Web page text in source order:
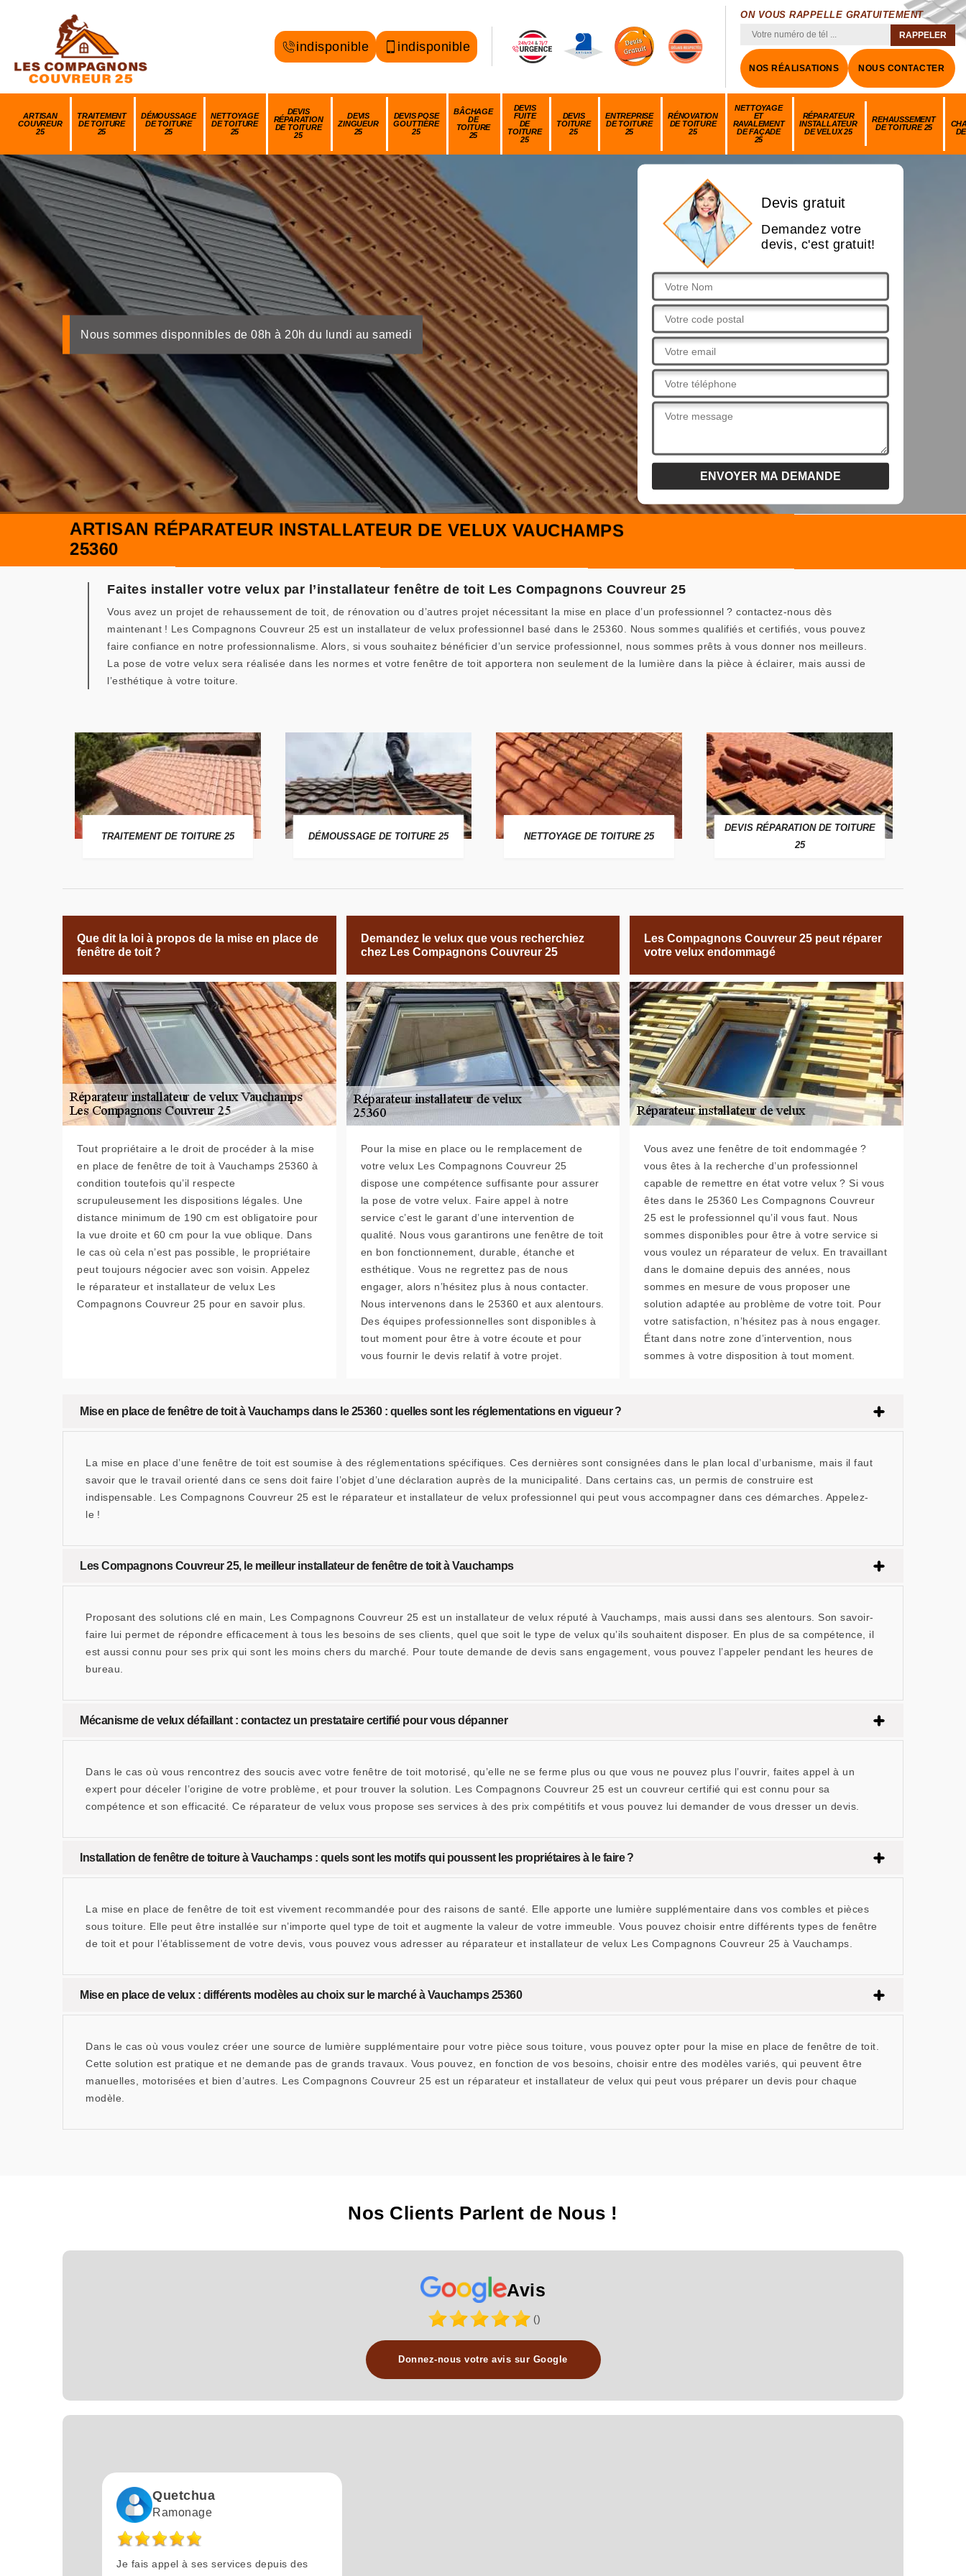
indisponible indisponible
ON VOUS RAPPELLE GRATUITEMENT
NOS RÉALISATIONS NOUS CONTACTER
ARTISAN
COUVREUR
25
TRAITEMENT
DE TOITURE
25
DÉMOUSSAGE
DE TOITURE
25
NETTOYAGE
DE TOITURE
25
DEVIS
RÉPARATION
DE TOITURE
25
DEVIS
ZINGUEUR
25
DEVIS POSE
GOUTTIÈRE
25
BÂCHAGE
DE
TOITURE
25
DEVIS
FUITE
DE
TOITURE
25
DEVIS
TOITURE
25
ENTREPRISE
DE TOITURE
25
RÉNOVATION
DE TOITURE
25
NETTOYAGE
ET
RAVALEMENT
DE FAÇADE
25
RÉPARATEUR
INSTALLATEUR
DE VELUX 25
REHAUSSEMENT
DE TOITURE 25
Nous sommes disponnibles de 08h à 20h du lundi au samedi
Devis gratuit
Demandez votre
devis, c'est gratuit!
ARTISAN RÉPARATEUR INSTALLATEUR DE VELUX VAUCHAMPS
25360
Faites installer votre velux par l’installateur fenêtre de toit Les Compagnons Couvreur 25
Vous avez un projet de rehaussement de toit, de rénovation ou d’autres projet nécessitant la mise en place d’un professionnel ? contactez-nous dès
maintenant ! Les Compagnons Couvreur 25 est un installateur de velux professionnel basé dans le 25360. Nous sommes qualifiés et certifiés, vous pouvez
faire confiance en notre professionnalisme. Alors, si vous souhaitez bénéficier d’un service professionnel, nous sommes prêts à vous donner nos meilleurs.
La pose de votre velux sera réalisée dans les normes et votre fenêtre de toit apportera non seulement de la lumière dans la pièce à éclairer, mais aussi de
l’esthétique à votre toiture.
TRAITEMENT DE TOITURE 25 DÉMOUSSAGE DE TOITURE 25 NETTOYAGE DE TOITURE 25
DEVIS RÉPARATION DE TOITURE
25
Que dit la loi à propos de la mise en place de
fenêtre de toit ?
Tout propriétaire a le droit de procéder à la mise
en place de fenêtre de toit à Vauchamps 25360 à
condition toutefois qu’il respecte
scrupuleusement les dispositions légales. Une
distance minimum de 190 cm est obligatoire pour
la vue droite et 60 cm pour la vue oblique. Dans
le cas où cela n’est pas possible, le propriétaire
peut toujours négocier avec son voisin. Appelez
le réparateur et installateur de velux Les
Compagnons Couvreur 25 pour en savoir plus.
Demandez le velux que vous recherchiez
chez Les Compagnons Couvreur 25
Pour la mise en place ou le remplacement de
votre velux Les Compagnons Couvreur 25
dispose une compétence suffisante pour assurer
la pose de votre velux. Faire appel à notre
service c’est le garant d’une intervention de
qualité. Nous vous garantirons une fenêtre de toit
en bon fonctionnement, durable, étanche et
esthétique. Vous ne regrettez pas de nous
engager, alors n’hésitez plus à nous contacter.
Nous intervenons dans le 25360 et aux alentours.
Des équipes professionnelles sont disponibles à
tout moment pour être à votre écoute et pour
vous fournir le devis relatif à votre projet.
Les Compagnons Couvreur 25 peut réparer
votre velux endommagé
Vous avez une fenêtre de toit endommagée ?
vous êtes à la recherche d’un professionnel
capable de remettre en état votre velux ? Si vous
êtes dans le 25360 Les Compagnons Couvreur
25 est le professionnel qu’il vous faut. Nous
sommes disponibles pour être à votre service si
vous voulez un réparateur de velux. En travaillant
dans le domaine depuis des années, nous
sommes en mesure de vous proposer une
solution adaptée au problème de votre toit. Pour
votre satisfaction, n’hésitez pas à nous engager.
Étant dans notre zone d’intervention, nous
sommes à votre disposition à tout moment.
Mise en place de fenêtre de toit à Vauchamps dans le 25360 : quelles sont les réglementations en vigueur ?
La mise en place d’une fenêtre de toit est soumise à des réglementations spécifiques. Ces dernières sont consignées dans le plan local d’urbanisme, mais il faut
savoir que le travail orienté dans ce sens doit faire l’objet d’une déclaration auprès de la municipalité. Dans certains cas, un permis de construire est
indispensable. Les Compagnons Couvreur 25 est le réparateur et installateur de velux professionnel qui peut vous accompagner dans ces démarches. Appelez-
le !
Les Compagnons Couvreur 25, le meilleur installateur de fenêtre de toit à Vauchamps
Proposant des solutions clé en main, Les Compagnons Couvreur 25 est un installateur de velux réputé à Vauchamps, mais aussi dans ses alentours. Son savoir-
faire lui permet de répondre efficacement à tous les besoins de ses clients, quel que soit le type de velux qu’ils souhaitent disposer. En plus de sa compétence, il
est aussi connu pour ses prix qui sont les moins chers du marché. Pour toute demande de devis sans engagement, vous pouvez l’appeler pendant les heures de
bureau.
Mécanisme de velux défaillant : contactez un prestataire certifié pour vous dépanner
Dans le cas où vous rencontrez des soucis avec votre fenêtre de toit motorisé, qu’elle ne se ferme plus ou que vous ne pouvez plus l’ouvrir, faites appel à un
expert pour déceler l’origine de votre problème, et pour trouver la solution. Les Compagnons Couvreur 25 est un couvreur certifié qui est connu pour sa
compétence et son efficacité. Ce réparateur de velux vous propose ses services à des prix compétitifs et vous pouvez lui demander de vous dresser un devis.
Installation de fenêtre de toiture à Vauchamps : quels sont les motifs qui poussent les propriétaires à le faire ?
La mise en place de fenêtre de toit est vivement recommandée pour des raisons de santé. Elle apporte une lumière supplémentaire dans vos combles et pièces
sous toiture. Elle peut être installée sur n’importe quel type de toit et augmente la valeur de votre immeuble. Vous pouvez choisir entre différents types de fenêtre
de toit et pour l’établissement de votre devis, vous pouvez vous adresser au réparateur et installateur de velux Les Compagnons Couvreur 25 à Vauchamps.
Mise en place de velux : différents modèles au choix sur le marché à Vauchamps 25360
Dans le cas où vous voulez créer une source de lumière supplémentaire pour votre pièce sous toiture, vous pouvez opter pour la mise en place de fenêtre de toit.
Cette solution est pratique et ne demande pas de grands travaux. Vous pouvez, en fonction de vos besoins, choisir entre des modèles variés, qui peuvent être
manuelles, motorisées et bien d’autres. Les Compagnons Couvreur 25 est un réparateur et installateur de velux qui peut vous préparer un devis pour chaque
modèle.
Nos Clients Parlent de Nous !
Avis
()
Donnez-nous votre avis sur Google
Quetchua
Ramonage
Je fais appel à ses services depuis des